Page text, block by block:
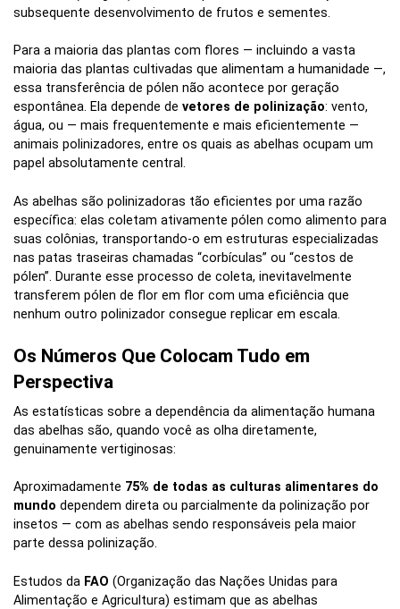
subsequente desenvolvimento de frutos e sementes.
Para a maioria das plantas com flores — incluindo a vasta
maioria das plantas cultivadas que alimentam a humanidade —,
essa transferência de pólen não acontece por geração
espontânea. Ela depende de vetores de polinização: vento,
água, ou — mais frequentemente e mais eficientemente —
animais polinizadores, entre os quais as abelhas ocupam um
papel absolutamente central.
As abelhas são polinizadoras tão eficientes por uma razão
específica: elas coletam ativamente pólen como alimento para
suas colônias, transportando-o em estruturas especializadas
nas patas traseiras chamadas “corbículas” ou “cestos de
pólen”. Durante esse processo de coleta, inevitavelmente
transferem pólen de flor em flor com uma eficiência que
nenhum outro polinizador consegue replicar em escala.
Os Números Que Colocam Tudo em
Perspectiva
As estatísticas sobre a dependência da alimentação humana
das abelhas são, quando você as olha diretamente,
genuinamente vertiginosas:
Aproximadamente 75% de todas as culturas alimentares do
mundo dependem direta ou parcialmente da polinização por
insetos — com as abelhas sendo responsáveis pela maior
parte dessa polinização.
Estudos da FAO (Organização das Nações Unidas para
Alimentação e Agricultura) estimam que as abelhas